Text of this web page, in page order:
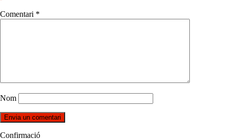
Comentari *
Nom
Confirmació